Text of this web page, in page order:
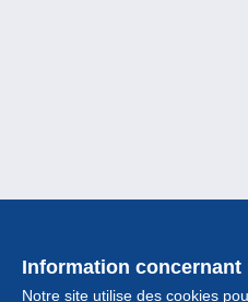
Information concernant
Notre site utilise des cookies